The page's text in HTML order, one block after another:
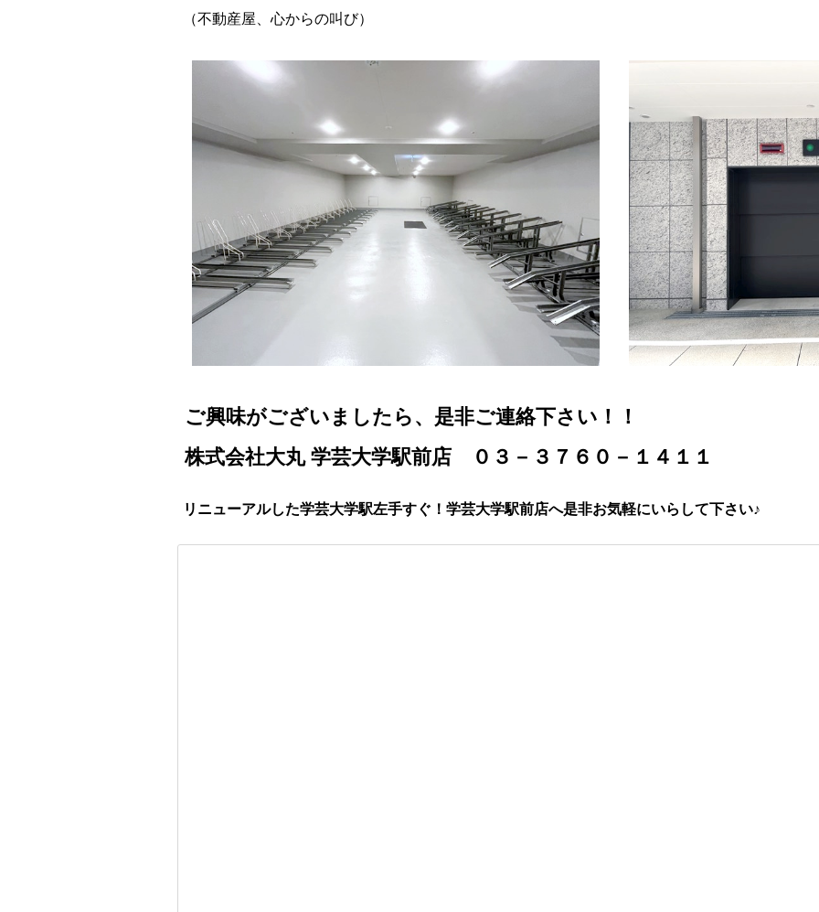
（不動産屋、心からの叫び）
ご興味がございましたら、是非ご連絡下さい！！
株式会社大丸 学芸大学駅前店 ０３－３７６０－１４１１
リニューアルした学芸大学駅左手すぐ！学芸大学駅前店へ是非お気軽にいらして下さい♪